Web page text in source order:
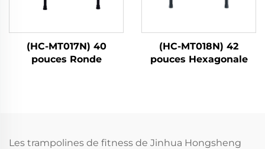
(HC-MT017N) 40
pouces Ronde
(HC-MT018N) 42
pouces Hexagonale
Les trampolines de fitness de Jinhua Hongsheng